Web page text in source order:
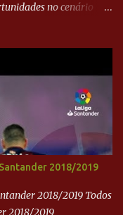
no cenário
2018/2019
2018/2019 Todos
2018/2019